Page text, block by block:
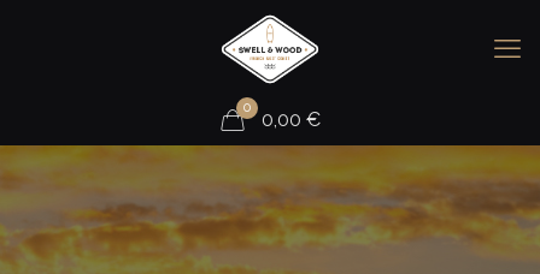
0
0,00 €